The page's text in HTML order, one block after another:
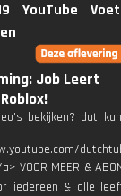
YouTube
Job Leert
bekijken? dat
VOOR MEER &
iedereen & alle